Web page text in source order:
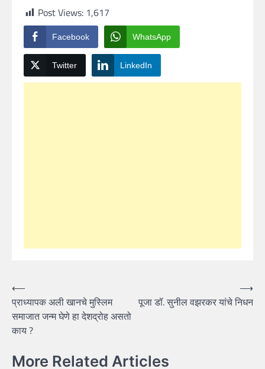
Post Views: 1,617
Facebook WhatsApp
Twitter LinkedIn
Post
navigation
⟵
प्राध्यापक अली खानचे मुस्लिम
समाजात जन्म घेणे हा देशद्रोह असतो
काय ?
पूजा डॉ. सुनील वझरकर यांचे निधन
⟶
More Related Articles